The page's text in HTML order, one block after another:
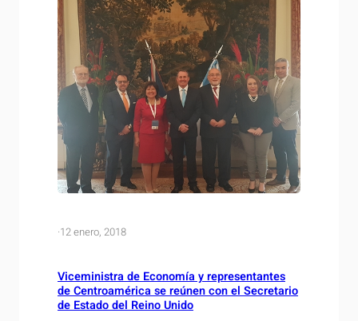
·12 enero, 2018
Viceministra de Economía y representantes
de Centroamérica se reúnen con el Secretario
de Estado del Reino Unido